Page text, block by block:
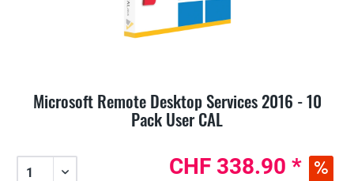
Microsoft Remote Desktop Services 2016 - 10
Pack User CAL
CHF 338.90 *